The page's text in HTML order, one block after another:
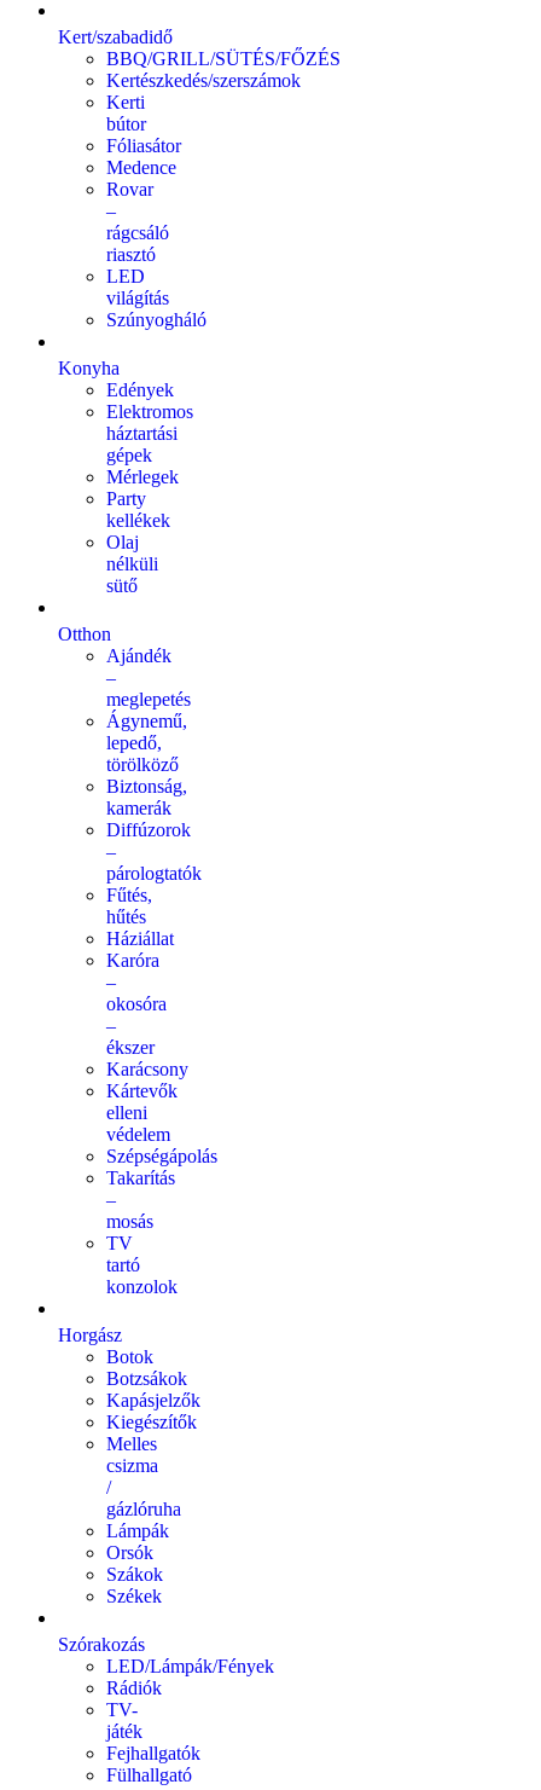
Kert/szabadidő
BBQ/GRILL/SÜTÉS/FŐZÉS
Kertészkedés/szerszámok
Kerti
bútor
Fóliasátor
Medence
Rovar
–
rágcsáló
riasztó
LED
világítás
Szúnyogháló
Konyha
Edények
Elektromos
háztartási
gépek
Mérlegek
Party
kellékek
Olaj
nélküli
sütő
Otthon
Ajándék
–
meglepetés
Ágynemű,
lepedő,
törölköző
Biztonság,
kamerák
Diffúzorok
–
párologtatók
Fűtés,
hűtés
Háziállat
Karóra
–
okosóra
–
ékszer
Karácsony
Kártevők
elleni
védelem
Szépségápolás
Takarítás
–
mosás
TV
tartó
konzolok
Horgász
Botok
Botzsákok
Kapásjelzők
Kiegészítők
Melles
csizma
/
gázlóruha
Lámpák
Orsók
Szákok
Székek
Szórakozás
LED/Lámpák/Fények
Rádiók
TV-
játék
Fejhallgatók
Fülhallgató